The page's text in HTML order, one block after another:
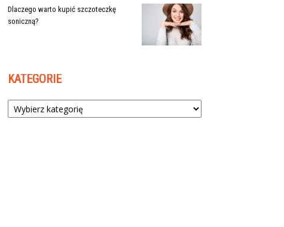
Dlaczego warto kupić szczoteczkę
soniczną?
KATEGORIE
Kategorie